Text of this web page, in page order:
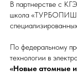
В партнерстве с
школа «ТУРБОПИШ»,
По федеральному
технологии в
«Новые атомные и